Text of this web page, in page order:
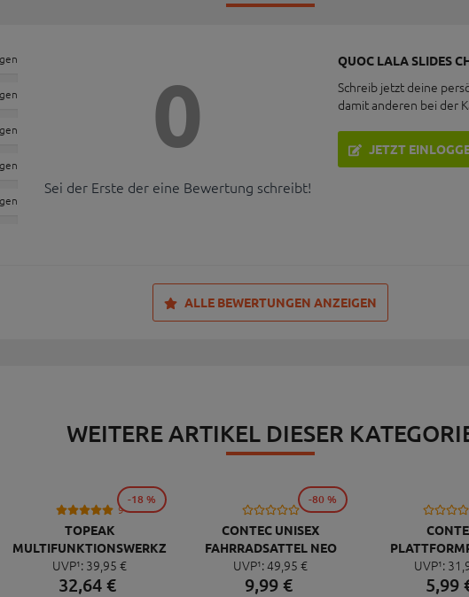
0
Sei der Erste der eine Bewertung schreibt!
QUOC LALA SLIDES
Schreib jetzt deine
damit anderen bei der
JETZT
ALLE BEWERTUNGEN ANZEIGEN
WEITERE ARTIKEL DIESER
9
TOPEAK
MULTIFUNKTIONSWERKZEUG
MINI 20 PRO
UVP¹: 39, 95 €
32,64€
-18 %
CONTEC UNISEX
FAHRRADSATTEL NEO
PACE ZX CUT
UVP¹:49, 95 €
9,99 €
-80 %
QUICK NEO
UVP¹: 31,
5,99